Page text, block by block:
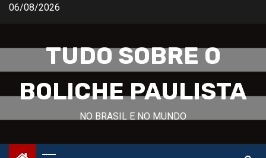
Skip06/08/2026
TUDO SOBRE O
BOLICHE PAULISTA
NO BRASIL E NO MUNDO